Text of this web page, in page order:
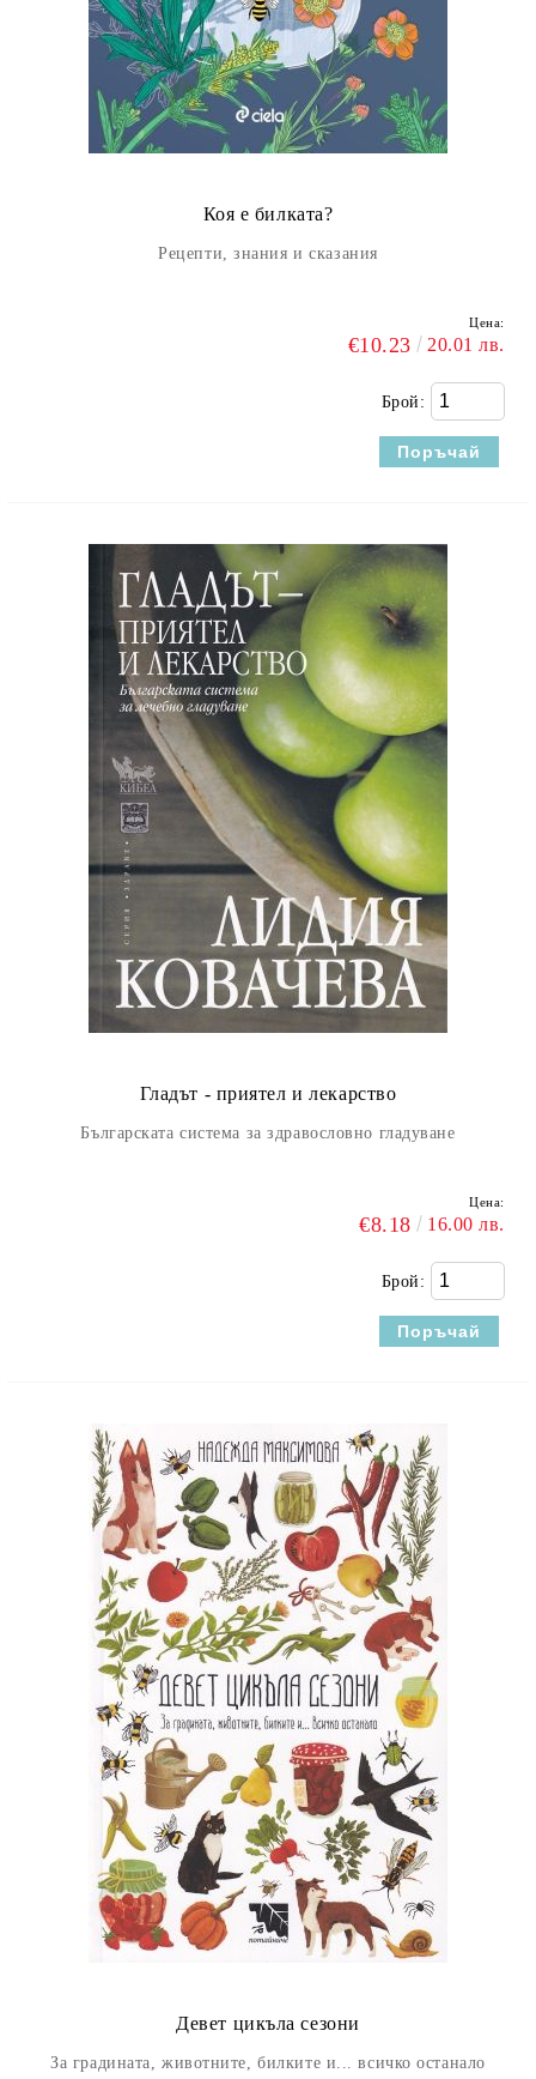
Коя е билката?
Рецепти, знания и сказания
Цена:
€10.23 20.01 лв.
Брой:
Гладът - приятел и лекарство
Българската система за здравословно гладуване
Цена:
€8.18 16.00 лв.
Брой:
Девет цикъла сезони
За градината, животните, билките и... всичко останало